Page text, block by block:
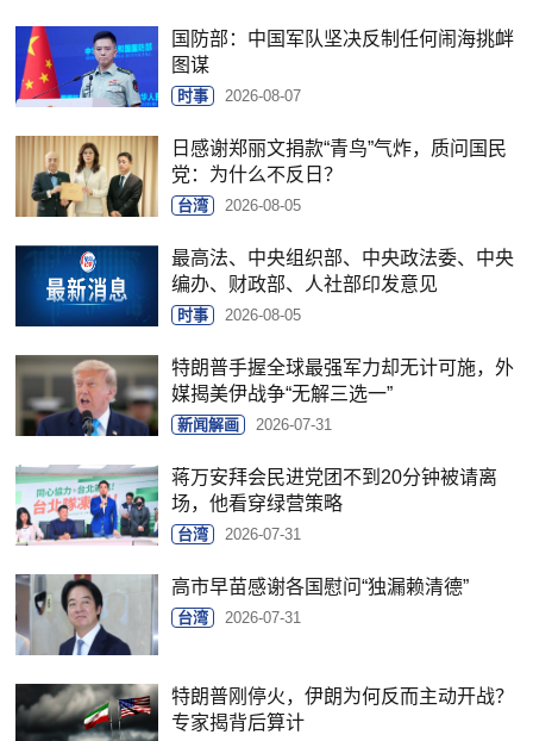
国防部：中国军队坚决反制任何闹海挑衅
图谋
时事 2026-08-07
日感谢郑丽文捐款“青鸟”气炸，质问国民
党：为什么不反日？
台湾 2026-08-05
最高法、中央组织部、中央政法委、中央
编办、财政部、人社部印发意见
时事 2026-08-05
特朗普手握全球最强军力却无计可施，外
媒揭美伊战争“无解三选一”
新闻解画 2026-07-31
蒋万安拜会民进党团不到20分钟被请离
场，他看穿绿营策略
台湾 2026-07-31
高市早苗感谢各国慰问“独漏赖清德”
台湾 2026-07-31
特朗普刚停火，伊朗为何反而主动开战？
专家揭背后算计